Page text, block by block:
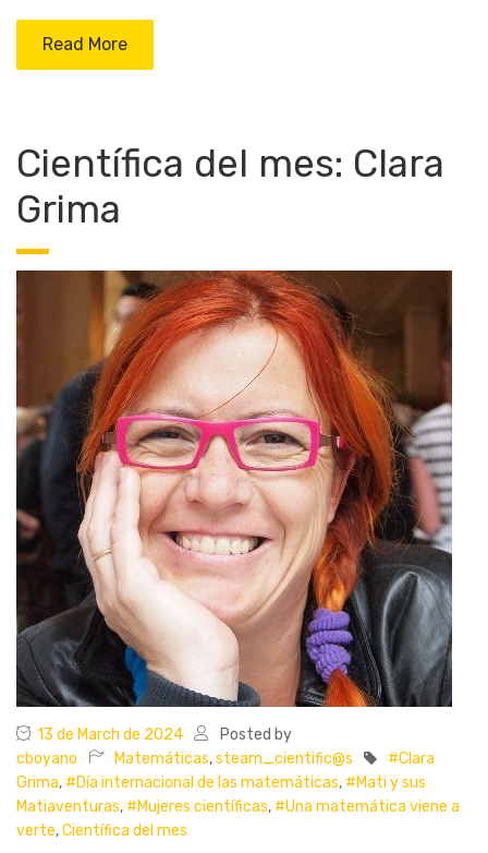
Read More
Científica del mes: Clara
Grima
13 de March de 2024
Posted by
cboyano
Matemáticas,steam_cientific@s
#Clara
Grima, #Día internacional de las matemáticas, #Mati y sus
Matiaventuras, #Mujeres científicas, #Una matemática viene a
verte,Científica del mes